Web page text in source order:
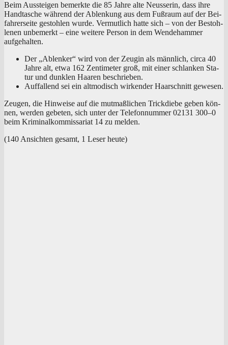
Beim Aus­stei­gen bemerk­te die 85 Jah­re alte Neus­se­rin, dass ihre
Hand­ta­sche wäh­rend der Ablen­kung aus dem Fuß­raum auf der Bei­
fah­rer­sei­te gestoh­len wur­de. Ver­mut­lich hat­te sich – von der Bestoh­
le­nen unbe­merkt – eine wei­te­re Per­son in dem Wen­de­ham­mer
aufgehalten.
Der „Ablen­ker“ wird von der Zeu­gin als männ­lich, cir­ca 40
Jah­re alt, etwa 162 Zen­ti­me­ter groß, mit einer schlan­ken Sta­
tur und dunk­len Haa­ren beschrieben.
Auf­fal­lend sei ein alt­mo­disch wir­ken­der Haar­schnitt gewesen.
Zeu­gen, die Hin­wei­se auf die mut­maß­li­chen Trick­die­be geben kön­
nen, wer­den gebe­ten, sich unter der Tele­fon­num­mer 02131 300–0
beim Kri­mi­nal­kom­mis­sa­ri­at 14 zu melden.
(140 Ansich­ten gesamt, 1 Leser heute)